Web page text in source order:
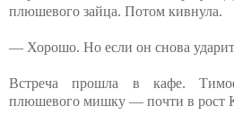
плюшевого зайца. Потом кивнула.
— Хорошо. Но если он снова
Встреча прошла в кафе.
плюшевого мишку — почти в рост